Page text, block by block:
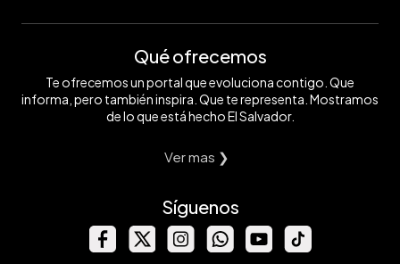
Qué ofrecemos
Te ofrecemos un portal que evoluciona contigo. Que
informa, pero también inspira. Que te representa. Mostramos
de lo que está hecho El Salvador.
Ver mas ❯
Síguenos